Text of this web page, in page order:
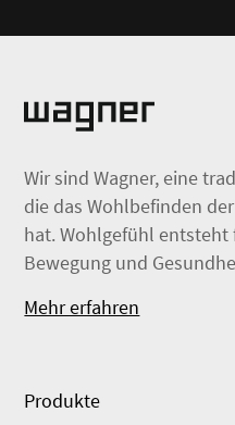
Wir sind Wagner, eine
die das Wohlbefinden
hat. Wohlgefühl entsteht
Bewegung und
Mehr erfahren
Produkte